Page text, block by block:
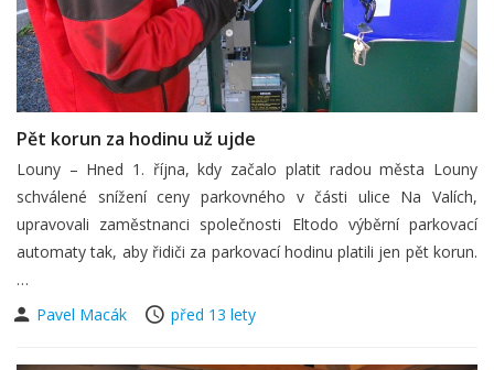
Pět korun za hodinu už ujde
Louny – Hned 1. října, kdy začalo platit radou města Louny
schválené snížení ceny parkovného v části ulice Na Valích,
upravovali zaměstnanci společnosti Eltodo výběrní parkovací
automaty tak, aby řidiči za parkovací hodinu platili jen pět korun.
…
Pavel Macák
před 13 lety